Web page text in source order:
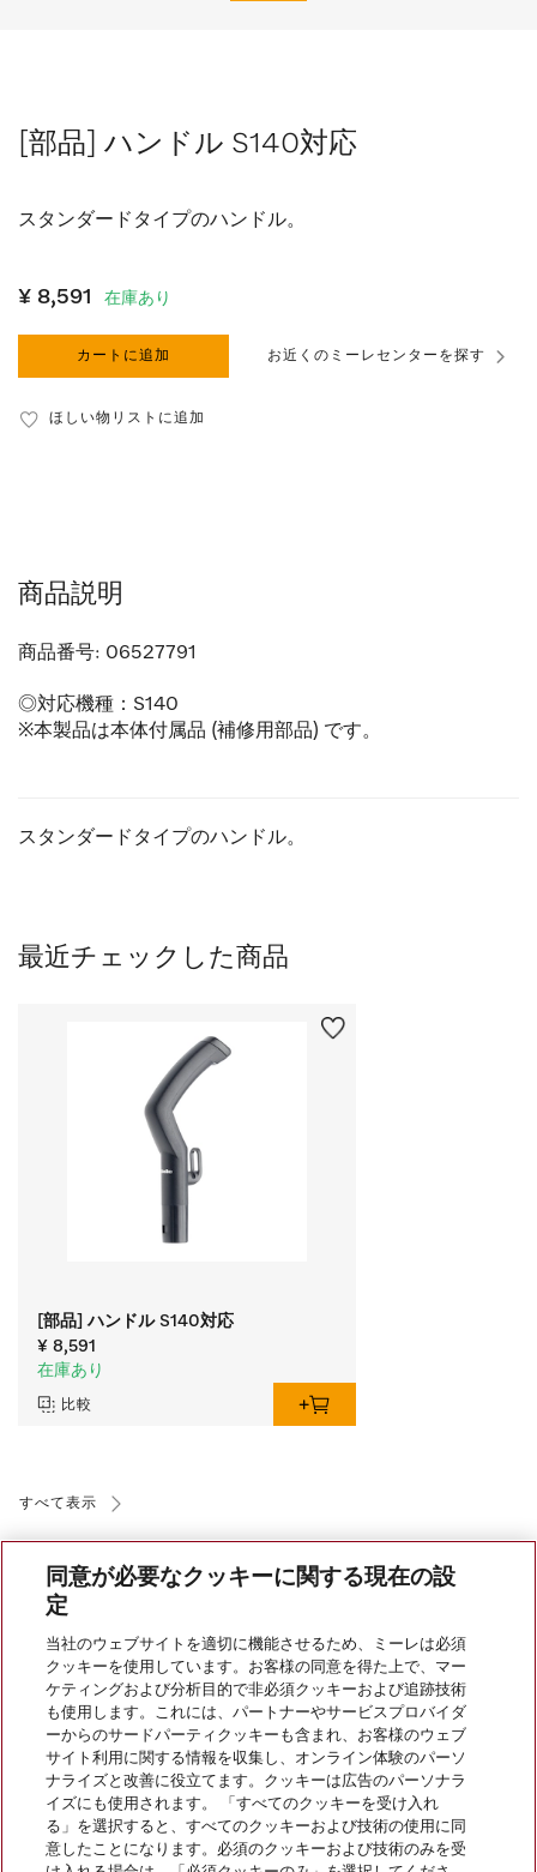
[部品] ハンドル S140対応
スタンダードタイプのハンドル。
¥ 8,591 在庫あり
カートに追加 お近くのミーレセンターを探す
ほしい物リストに追加
商品説明
商品番号: 06527791
◎対応機種：S140
※本製品は本体付属品 (補修用部品) です。
スタンダードタイプのハンドル。
最近チェックした商品
[部品] ハンドル S140対応
¥ 8,591
在庫あり
比較
すべて表示
会社案内
サービス
同意が必要なクッキーに関する現在の設
定
当社のウェブサイトを適切に機能させるため、ミーレは必須
クッキーを使用しています。お客様の同意を得た上で、マー
ケティングおよび分析目的で非必須クッキーおよび追跡技術
も使用します。これには、パートナーやサービスプロバイダ
ーからのサードパーティクッキーも含まれ、お客様のウェブ
サイト利用に関する情報を収集し、オンライン体験のパーソ
ナライズと改善に役立てます。クッキーは広告のパーソナラ
イズにも使用されます。 「すべてのクッキーを受け入れ
る」を選択すると、すべてのクッキーおよび技術の使用に同
意したことになります。必須のクッキーおよび技術のみを受